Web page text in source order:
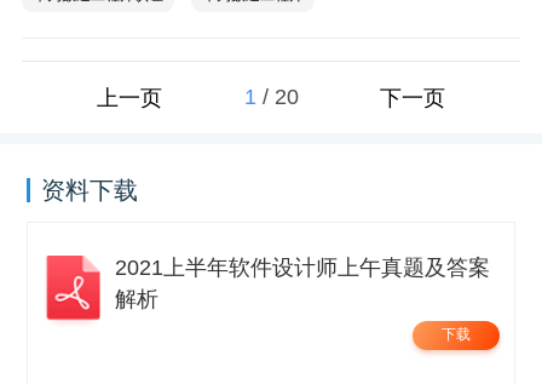
上一页 1 / 20 下一页
资料下载
2021上半年软件设计师上午真题及答案
解析
下载